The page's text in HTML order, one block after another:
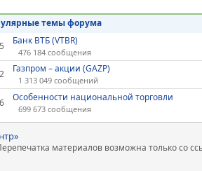
темы форума
Банк ВТБ (VTBR)
476 184 сообщения
Газпром – акции (GAZP)
1 313 049 сообщений
Особенности национальной торговли
699 673 сообщения
материалов возможна только со